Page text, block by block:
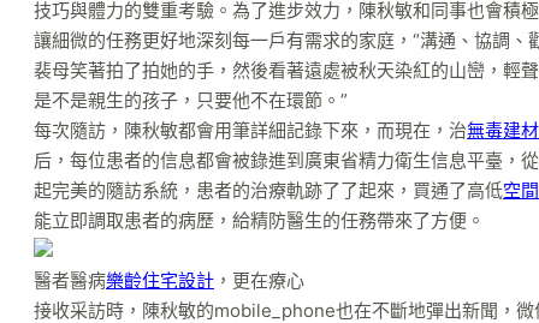
技巧與體力的雙重考驗。為了進步效力，陳秋敏和同事也會積
讓細微的任務更好地深刻每一戶有需求的家庭，“溝通、協調
裴母笑著拍了拍她的手，然後看著遠處被秋天染紅的山巒，輕
是不是親生的孩子，只要他不在環節。”
每次隨訪，陳秋敏都會用筆詳細記錄下來，而現在，治無毒建材
后，每位患者的信息都會被錄進到廣東省精力衛生信息平臺，
起完美的隨訪系統，患者的治療軌跡了了起來，買通了高低空
能立即調取患者的病歷，給精防醫生的任務帶來了方便。
醫者醫病樂齡住宅設計 ，更在療心
接收采訪時，陳秋敏的mobile_phone也在不斷地彈出新聞，